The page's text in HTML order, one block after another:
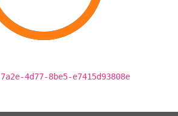
4d77-8be5-e7415d93808e